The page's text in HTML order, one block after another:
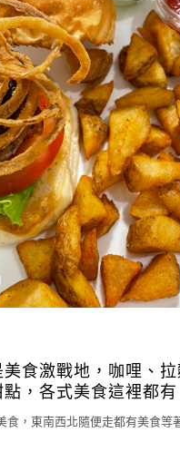
食激戰地，咖哩、
，各式美食這裡都有
食，東南西北隨便走都有美食等